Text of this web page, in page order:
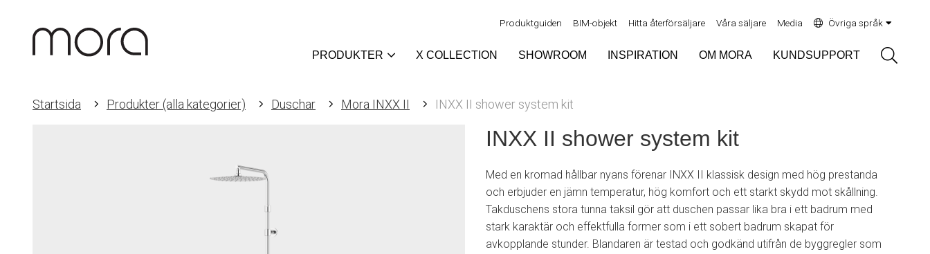
Produktguiden BIM-objekt Hitta återförsäljare Våra säljare Media Övriga språk
PRODUKTER X COLLECTION SHOWROOM INSPIRATION OM MORA KUNDSUPPORT
Startsida Produkter (alla kategorier) Duschar Mora INXX II INXX II shower system kit
INXX II shower system kit
Med en kromad hållbar nyans förenar INXX II klassisk design med hög prestanda
och erbjuder en jämn temperatur, hög komfort och ett starkt skydd mot skållning.
Takduschens stora tunna taksil gör att duschen passar lika bra i ett badrum med
stark karaktär och effektfulla former som i ett sobert badrum skapat för
avkopplande stunder. Blandaren är testad och godkänd utifrån de byggregler som